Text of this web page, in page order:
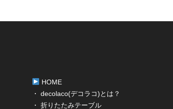
HOME
・ decolaco(デコラコ)とは？
・ 折りたたみテーブル